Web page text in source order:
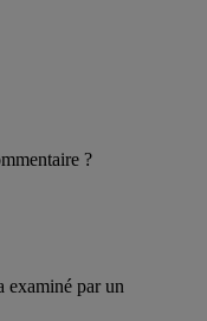
?
examiné par un